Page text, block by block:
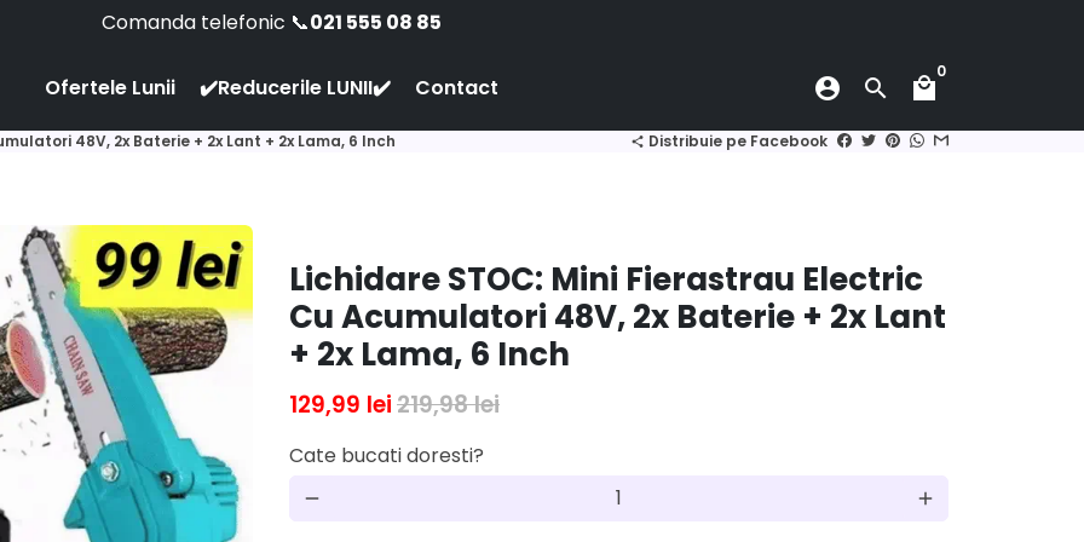
Comanda telefonic 📞021 555 08 85
Ofertele Lunii ✔️Reducerile LUNII✔️ Contact account_circle search local_mall
0
48V, 2x Baterie + 2x Lant + 2x Lama, 6 Inch share Distribuie pe Facebook
Lichidare STOC: Mini Fierastrau Electric
Cu Acumulatori 48V, 2x Baterie + 2x Lant
+ 2x Lama, 6 Inch
129,99 lei219,98 lei
Cate bucati doresti?
remove add